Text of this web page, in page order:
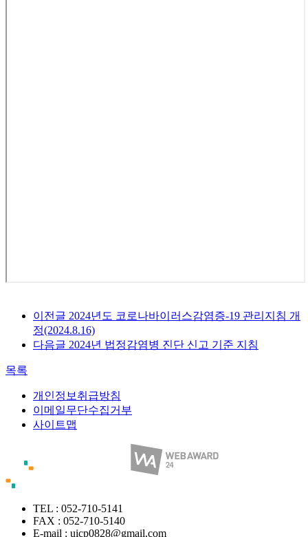
이전글 2024년도 코로나바이러스감염증-19 관리지침 개
정(2024.8.16)
다음글 2024년 법정감염병 진단 신고 기준 지침
목록
개인정보취급방침
이메일무단수집거부
사이트맵
TEL : 052-710-5141
FAX : 052-710-5140
E-mail : uicp0828@gmail.com